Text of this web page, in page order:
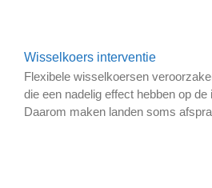
Wisselkoers interventie
Flexibele wisselkoersen
die een nadelig effect hebben op de
Daarom maken landen soms